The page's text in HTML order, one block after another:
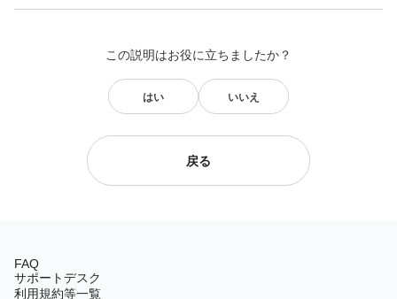
この説明はお役に立ちましたか？
はい いいえ
戻る
FAQ
サポートデスク
利用規約等一覧